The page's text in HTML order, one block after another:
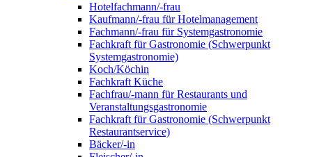
Hotelfachmann/-frau
Kaufmann/-frau für Hotelmanagement
Fachmann/-frau für Systemgastronomie
Fachkraft für Gastronomie (Schwerpunkt
Systemgastronomie)
Koch/Köchin
Fachkraft Küche
Fachfrau/-mann für Restaurants und
Veranstaltungsgastronomie
Fachkraft für Gastronomie (Schwerpunkt
Restaurantservice)
Bäcker/-in